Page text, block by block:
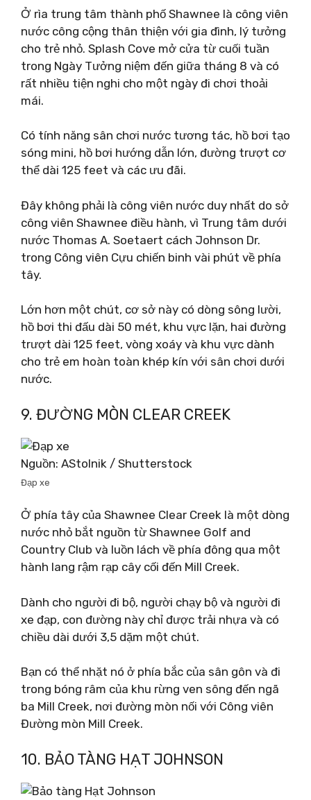
Ở rìa trung tâm thành phố Shawnee là công viên
nước công cộng thân thiện với gia đình, lý tưởng
cho trẻ nhỏ. Splash Cove mở cửa từ cuối tuần
trong Ngày Tưởng niệm đến giữa tháng 8 và có
rất nhiều tiện nghi cho một ngày đi chơi thoải
mái.
Có tính năng sân chơi nước tương tác, hồ bơi tạo
sóng mini, hồ bơi hướng dẫn lớn, đường trượt cơ
thể dài 125 feet và các ưu đãi.
Đây không phải là công viên nước duy nhất do sở
công viên Shawnee điều hành, vì Trung tâm dưới
nước Thomas A. Soetaert cách Johnson Dr.
trong Công viên Cựu chiến binh vài phút về phía
tây.
Lớn hơn một chút, cơ sở này có dòng sông lười,
hồ bơi thi đấu dài 50 mét, khu vực lặn, hai đường
trượt dài 125 feet, vòng xoáy và khu vực dành
cho trẻ em hoàn toàn khép kín với sân chơi dưới
nước.
9. ĐƯỜNG MÒN CLEAR CREEK
Nguồn: AStolnik / Shutterstock
Đạp xe
Ở phía tây của Shawnee Clear Creek là một dòng
nước nhỏ bắt nguồn từ Shawnee Golf and
Country Club và luồn lách về phía đông qua một
hành lang rậm rạp cây cối đến Mill Creek.
Dành cho người đi bộ, người chạy bộ và người đi
xe đạp, con đường này chỉ được trải nhựa và có
chiều dài dưới 3,5 dặm một chút.
Bạn có thể nhặt nó ở phía bắc của sân gôn và đi
trong bóng râm của khu rừng ven sông đến ngã
ba Mill Creek, nơi đường mòn nối với Công viên
Đường mòn Mill Creek.
10. BẢO TÀNG HẠT JOHNSON